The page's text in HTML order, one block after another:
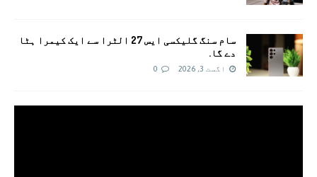
سام سنگ گلیکسی ایس 27 الٹرا سے ایک کیمرا ہٹا
دے گا.
اگست 3, 2026 0